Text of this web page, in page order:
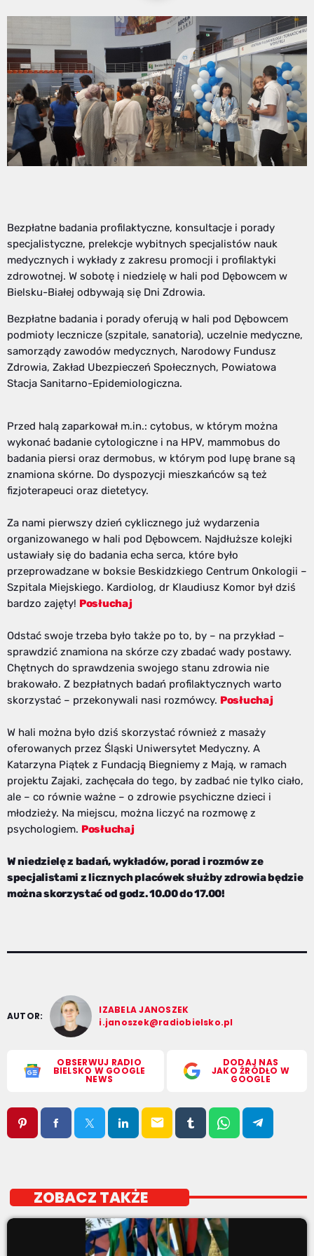
Bezpłatne badania profilaktyczne, konsultacje i porady
specjalistyczne, prelekcje wybitnych specjalistów nauk
medycznych i wykłady z zakresu promocji i profilaktyki
zdrowotnej. W sobotę i niedzielę w hali pod Dębowcem w
Bielsku-Białej odbywają się Dni Zdrowia.
Bezpłatne badania i porady oferują w hali pod Dębowcem
podmioty lecznicze (szpitale, sanatoria), uczelnie medyczne,
samorządy zawodów medycznych, Narodowy Fundusz
Zdrowia, Zakład Ubezpieczeń Społecznych, Powiatowa
Stacja Sanitarno-Epidemiologiczna.
Przed halą zaparkował m.in.: cytobus, w którym można
wykonać badanie cytologiczne i na HPV, mammobus do
badania piersi oraz dermobus, w którym pod lupę brane są
znamiona skórne. Do dyspozycji mieszkańców są też
fizjoterapeuci oraz dietetycy.
Za nami pierwszy dzień cyklicznego już wydarzenia
organizowanego w hali pod Dębowcem. Najdłuższe kolejki
ustawiały się do badania echa serca, które było
przeprowadzane w boksie Beskidzkiego Centrum Onkologii –
Szpitala Miejskiego. Kardiolog, dr Klaudiusz Komor był dziś
bardzo zajęty! Posłuchaj
Odstać swoje trzeba było także po to, by – na przykład –
sprawdzić znamiona na skórze czy zbadać wady postawy.
Chętnych do sprawdzenia swojego stanu zdrowia nie
brakowało. Z bezpłatnych badań profilaktycznych warto
skorzystać – przekonywali nasi rozmówcy. Posłuchaj
W hali można było dziś skorzystać również z masaży
oferowanych przez Śląski Uniwersytet Medyczny. A
Katarzyna Piątek z Fundacją Biegniemy z Mają, w ramach
projektu Zajaki, zachęcała do tego, by zadbać nie tylko ciało,
ale – co równie ważne – o zdrowie psychiczne dzieci i
młodzieży. Na miejscu, można liczyć na rozmowę z
psychologiem. Posłuchaj
W niedzielę z badań, wykładów, porad i rozmów ze
specjalistami z licznych placówek służby zdrowia będzie
można skorzystać od godz. 10.00 do 17.00!
AUTOR:
IZABELA JANOSZEK
i.janoszek@radiobielsko.pl
OBSERWUJ RADIO
BIELSKO W GOOGLE
NEWS
DODAJ NAS
JAKO ŹRÓDŁO W
GOOGLE
email
ZOBACZ TAKŻE